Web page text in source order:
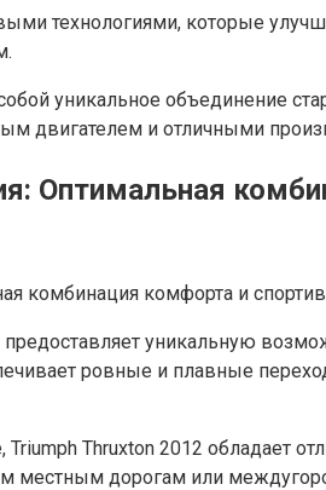
технологиями, которые
уникальное объединение
двигателем и отличными
Оптимальная
уникальную
ровные и плавные
Thruxton 2012 обладает
местным дорогам или